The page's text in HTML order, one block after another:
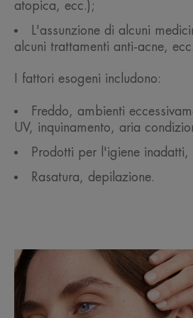
atopica, ecc.);
L'assunzione di alcuni
alcuni trattamenti anti-acne,
I fattori esogeni includono:
Freddo, ambienti
UV, inquinamento, aria
Prodotti per l'igiene inadatti,
Rasatura, depilazione.